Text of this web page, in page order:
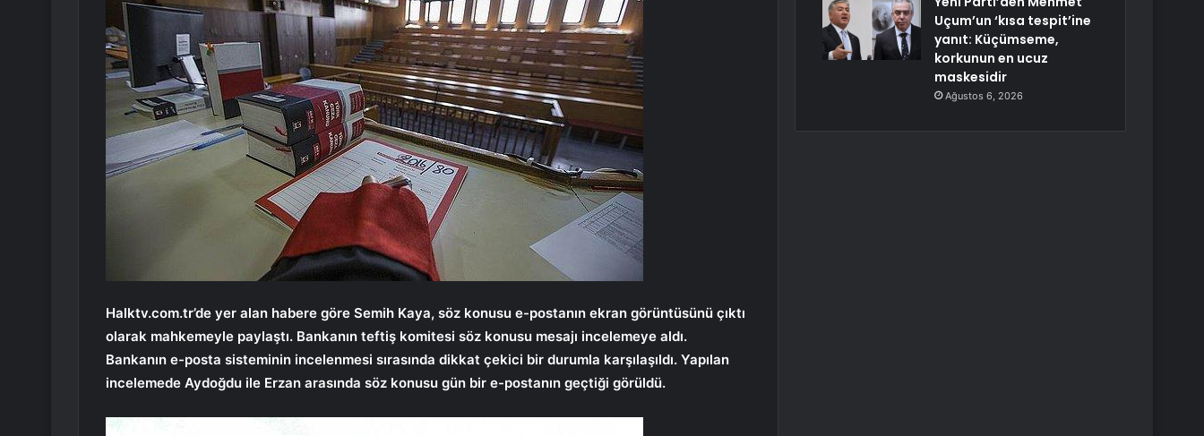
Halktv.com.tr’de yer alan habere göre Semih Kaya, söz konusu e-postanın ekran görüntüsünü çıktı
olarak mahkemeyle paylaştı. Bankanın teftiş komitesi söz konusu mesajı incelemeye aldı.
Bankanın e-posta sisteminin incelenmesi sırasında dikkat çekici bir durumla karşılaşıldı. Yapılan
incelemede Aydoğdu ile Erzan arasında söz konusu gün bir e-postanın geçtiği görüldü.
Uçum’un ‘kısa tespit’ine
yanıt: Küçümseme,
korkunun en ucuz
maskesidir
Ağustos 6, 2026